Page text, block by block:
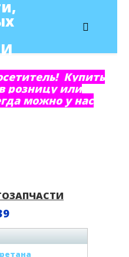
Купить
розницу или
можно у нас